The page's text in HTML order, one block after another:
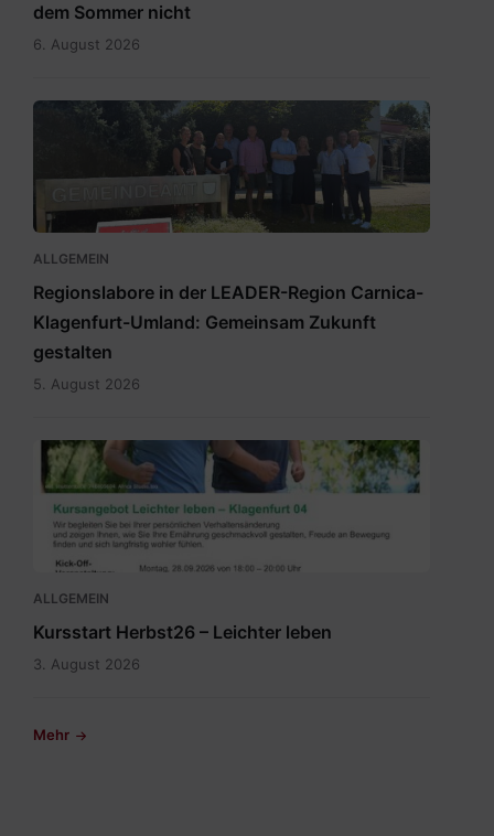
dem Sommer nicht
6. August 2026
RegionslaborSüdost.jpg
ALLGEMEIN
Regionslabore in der LEADER-Region Carnica-
Klagenfurt-Umland: Gemeinsam Zukunft
gestalten
5. August 2026
2026_Terminübersicht_A3_Leichter
leben_Herbst_Klagenfurt
04.pdf
ALLGEMEIN
Kursstart Herbst26 – Leichter leben
3. August 2026
Mehr